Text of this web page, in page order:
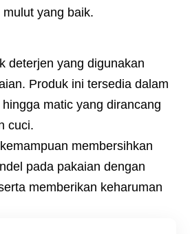
yang baik.
deterjen yang digunakan
Produk ini tersedia dalam
matic yang dirancang
cuci.
membersihkan
pada pakaian dengan
memberikan keharuman